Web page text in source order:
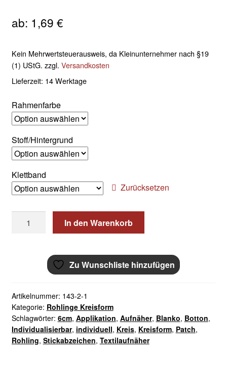
ab: 1,69 €
Kein Mehrwertsteuerausweis, da Kleinunternehmer nach §19
(1) UStG. zzgl. Versandkosten
Lieferzeit: 14 Werktage
Rahmenfarbe
Stoff/Hintergrund
Klettband
Zurücksetzen
Rohling
6cm
Menge
In den Warenkorb
Zu Wunschliste hinzufügen
Artikelnummer: 143-2-1
Kategorie: Rohlinge Kreisform
Schlagwörter: 6cm, Applikation, Aufnäher, Blanko, Botton,
Individualisierbar, individuell, Kreis, Kreisform, Patch,
Rohling, Stickabzeichen, Textilaufnäher